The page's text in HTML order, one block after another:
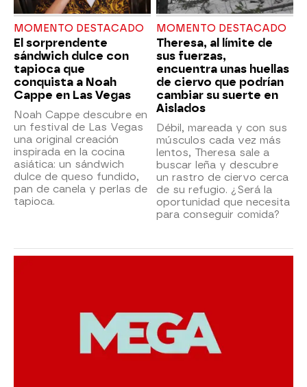
MOMENTO DESTACADO
El sorprendente
sándwich dulce con
tapioca que
conquista a Noah
Cappe en Las Vegas
Noah Cappe descubre en
un festival de Las Vegas
una original creación
inspirada en la cocina
asiática: un sándwich
dulce de queso fundido,
pan de canela y perlas de
tapioca.
MOMENTO DESTACADO
Theresa, al límite de
sus fuerzas,
encuentra unas huellas
de ciervo que podrían
cambiar su suerte en
Aislados
Débil, mareada y con sus
músculos cada vez más
lentos, Theresa sale a
buscar leña y descubre
un rastro de ciervo cerca
de su refugio. ¿Será la
oportunidad que necesita
para conseguir comida?